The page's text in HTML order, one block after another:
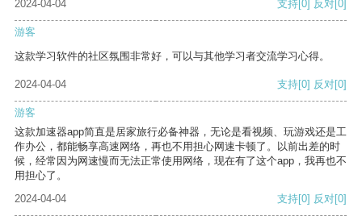
2024-04-04 支持 [0] 反对 [0]
游客
这款学习软件的社区氛围非常好，可以与其他学习者交流学习心得。
2024-04-04 支持[0] 反对[0]
游客
这款加速器app简直是居家旅行必备神器，无论是看视频、玩游戏还是工
作办公，都能畅享高速网络，再也不用担心网速卡顿了。以前出差的时
候，经常因为网速慢而无法正常使用网络，现在有了这个app，我再也不
用担心了。
2024-04-04
支持[0] 反对[0]